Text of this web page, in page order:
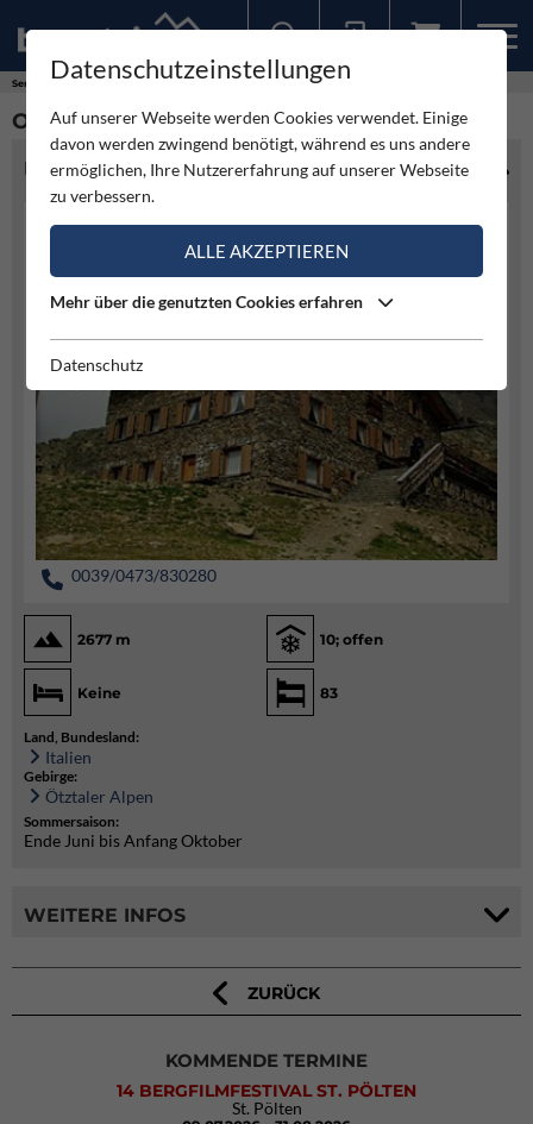
Service
OBERETTESHÜTTE
HÜTTENINFO
0039/0473/830280
2677 m 10; offen
Keine 83
Land, Bundesland:
Italien
Gebirge:
Ötztaler Alpen
Sommersaison:
Ende Juni bis Anfang Oktober
WEITERE INFOS
ZURÜCK
KOMMENDE TERMINE
14 BERGFILMFESTIVAL ST. PÖLTEN
St. Pölten
Datenschutzeinstellungen
Auf unserer Webseite werden Cookies verwendet. Einige
davon werden zwingend benötigt, während es uns andere
ermöglichen, Ihre Nutzererfahrung auf unserer Webseite
zu verbessern.
ALLE AKZEPTIEREN
Mehr über die genutzten Cookies erfahren
Datenschutz